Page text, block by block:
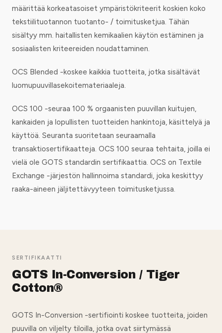
määrittää korkeatasoiset ympäristökriteerit koskien koko
tekstiilituotannon tuotanto- / toimitusketjua. Tähän
sisältyy mm. haitallisten kemikaalien käytön estäminen ja
sosiaalisten kriteereiden noudattaminen.
OCS Blended -koskee kaikkia tuotteita, jotka sisältävät
luomupuuvillasekoitemateriaaleja.
OCS 100 -seuraa 100 % orgaanisten puuvillan kuitujen,
kankaiden ja lopullisten tuotteiden hankintoja, käsittelyä ja
käyttöä. Seuranta suoritetaan seuraamalla
transaktiosertifikaatteja. OCS 100 seuraa tehtaita, joilla ei
vielä ole GOTS standardin sertifikaattia. OCS on Textile
Exchange -järjestön hallinnoima standardi, joka keskittyy
raaka-aineen jäljitettävyyteen toimitusketjussa.
SERTIFIKAATTI
GOTS In-Conversion / Tiger
Cotton®
GOTS In-Conversion -sertifiointi koskee tuotteita, joiden
puuvilla on viljelty tiloilla, jotka ovat siirtymässä